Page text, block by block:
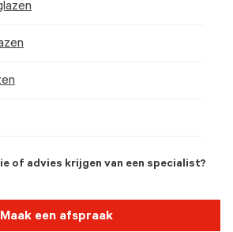
of advies krijgen van een specialist?
Maak een afspraak